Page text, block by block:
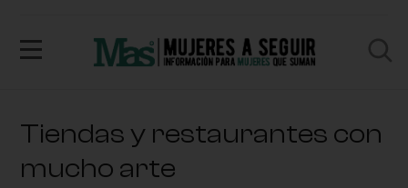
Tiendas y restaurantes con
mucho arte